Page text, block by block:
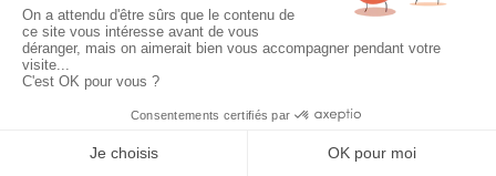
Chaque autocariste inscrit est vérifié et référencé selon
des critères stricts : licences de transport à jour,
assurance professionnelle, conformité des véhicules et
retours d’expérience des clients. Cette sélection
professionnalisme.